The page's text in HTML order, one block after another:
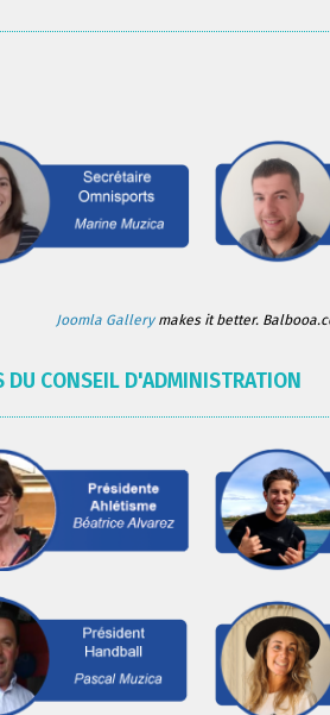
Joomla Gallerymakes it better.
DU CONSEIL D'ADMINISTRATION